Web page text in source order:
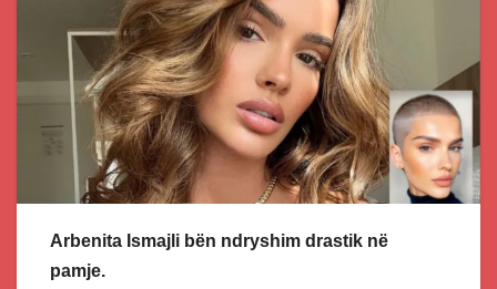
Arbenita Ismajli bën ndryshim drastik në
pamje.